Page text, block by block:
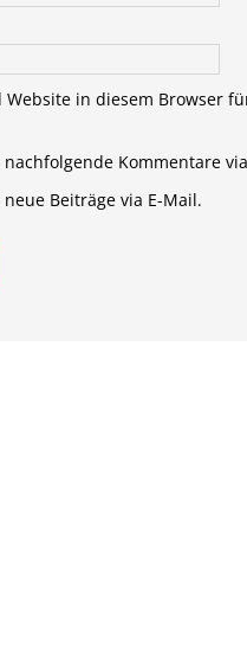
Website in diesem Browser
Kommentare
Beiträge via E-Mail.